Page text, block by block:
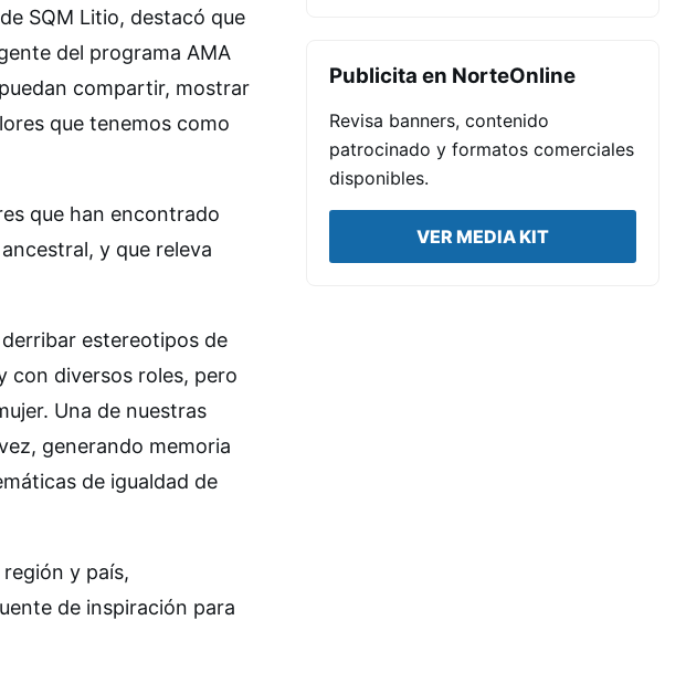
SQM Litio, destacó que
del programa AMA
compartir, mostrar
que tenemos como
que han encontrado
y que releva
estereotipos de
con diversos roles, pero
Una de nuestras
generando memoria
de igualdad de
y país,
de inspiración para
Publicita en NorteOnline
Revisa banners, contenido
patrocinado y formatos comerciales
disponibles.
VER MEDIA KIT